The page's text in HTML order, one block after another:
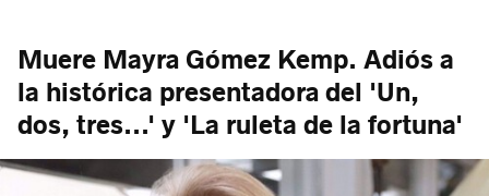
Muere Mayra Gómez Kemp. Adiós a
la histórica presentadora del 'Un,
dos, tres...' y 'La ruleta de la fortuna'